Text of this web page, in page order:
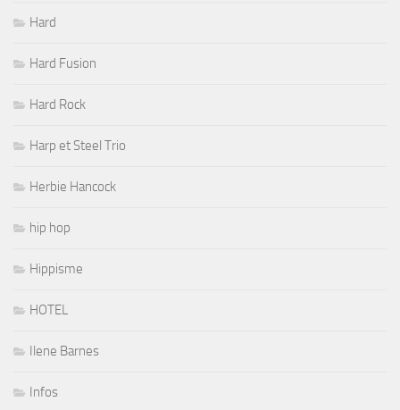
Hard
Hard Fusion
Hard Rock
Harp et Steel Trio
Herbie Hancock
hip hop
Hippisme
HOTEL
Ilene Barnes
Infos